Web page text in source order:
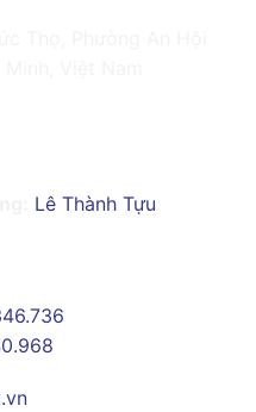
Lê Thành Tựu